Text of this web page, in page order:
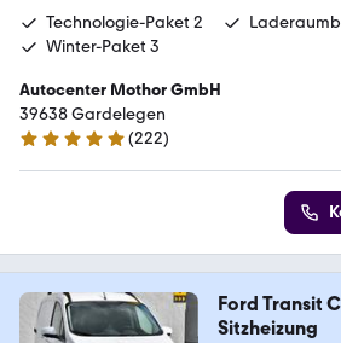
Technologie-Paket 2
Winter-Paket 3
Autocenter Mothor GmbH
39638 Gardelegen
4.8 Sterne
(222)
Ford Transit
Sitzheizung